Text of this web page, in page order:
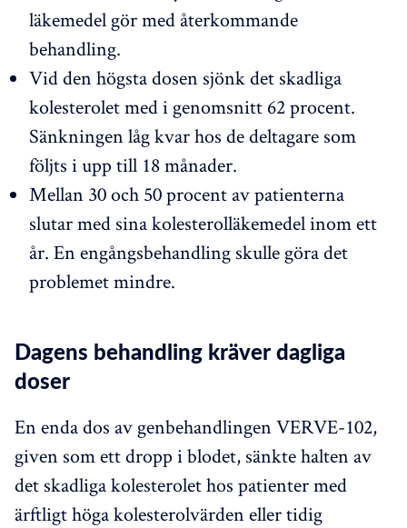
läkemedel gör med återkommande
behandling.
Vid den högsta dosen sjönk det skadliga
kolesterolet med i genomsnitt 62 procent.
Sänkningen låg kvar hos de deltagare som
följts i upp till 18 månader.
Mellan 30 och 50 procent av patienterna
slutar med sina kolesterolläkemedel inom ett
år. En engångsbehandling skulle göra det
problemet mindre.
Dagens behandling kräver dagliga
doser
En enda dos av genbehandlingen VERVE-102,
given som ett dropp i blodet, sänkte halten av
det skadliga kolesterolet hos patienter med
ärftligt höga kolesterolvärden eller tidig